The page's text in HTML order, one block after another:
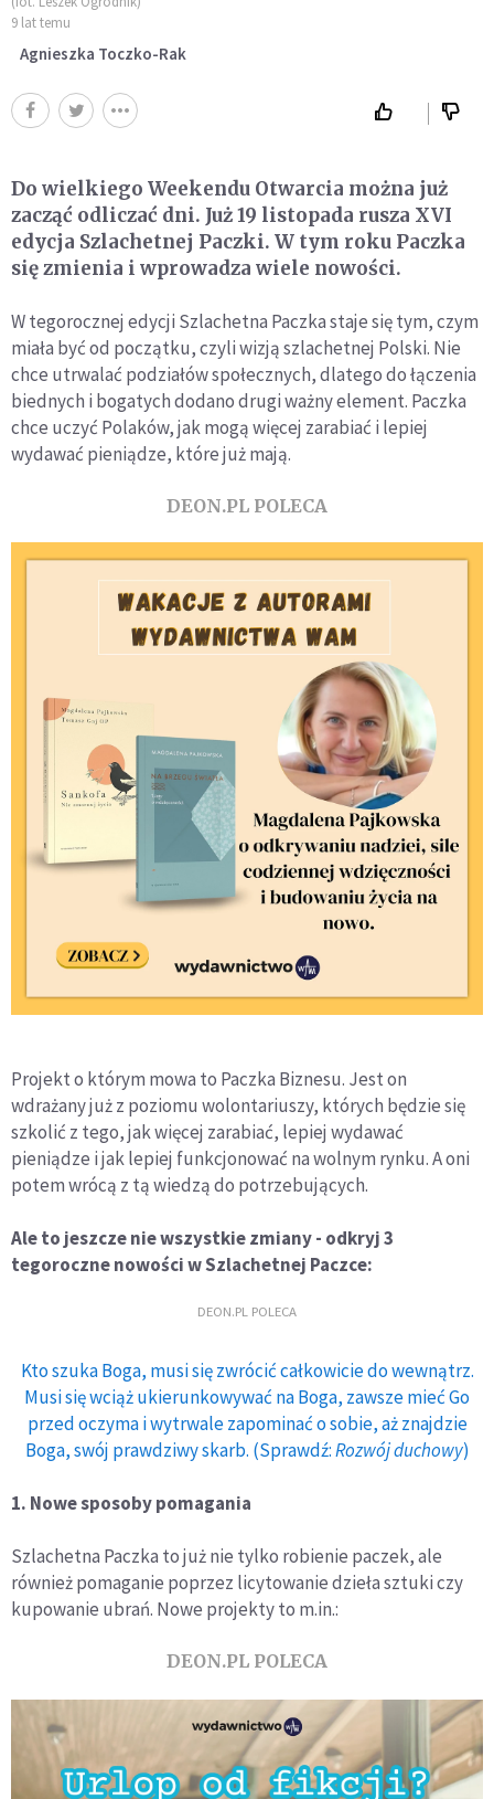
9 lat temu
Agnieszka Toczko-Rak
Do wielkiego Weekendu Otwarcia można już
zacząć odliczać dni. Już 19 listopada rusza XVI
edycja Szlachetnej Paczki. W tym roku Paczka
się zmienia i wprowadza wiele nowości.
W tegorocznej edycji Szlachetna Paczka staje się tym, czym
miała być od początku, czyli wizją szlachetnej Polski. Nie
chce utrwalać podziałów społecznych, dlatego do łączenia
biednych i bogatych dodano drugi ważny element. Paczka
chce uczyć Polaków, jak mogą więcej zarabiać i lepiej
wydawać pieniądze, które już mają.
DEON.PL POLECA
Projekt o którym mowa to Paczka Biznesu. Jest on
wdrażany już z poziomu wolontariuszy, których będzie się
szkolić z tego, jak więcej zarabiać, lepiej wydawać
pieniądze i jak lepiej funkcjonować na wolnym rynku. A oni
potem wrócą z tą wiedzą do potrzebujących.
Ale to jeszcze nie wszystkie zmiany - odkryj 3
tegoroczne nowości w Szlachetnej Paczce:
DEON.PL POLECA
Kto szuka Boga, musi się zwrócić całkowicie do wewnątrz.
Musi się wciąż ukierunkowywać na Boga, zawsze mieć Go
przed oczyma i wytrwale zapominać o sobie, aż znajdzie
Boga, swój prawdziwy skarb. (Sprawdź:Rozwój duchowy)
1. Nowe sposoby pomagania
Szlachetna Paczka to już nie tylko robienie paczek, ale
również pomaganie poprzez licytowanie dzieła sztuki czy
kupowanie ubrań. Nowe projekty to m.in.:
DEON.PL POLECA